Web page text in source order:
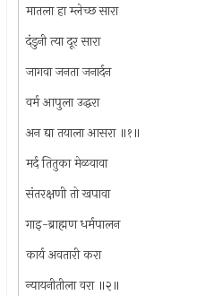
मातला हा म्लेच्छ सारा
दंडुनी त्या दूर सारा
जागवा जनता जनार्दन
वर्म आपुला उद्धरा
अन द्या तयाला आसरा ॥१॥
मर्द तितुका मेळवावा
संतरक्षणी तो खपावा
गाइ-ब्राह्मण धर्मपालन
कार्य अवतारी करा
न्यायनीतीला वरा ॥२॥